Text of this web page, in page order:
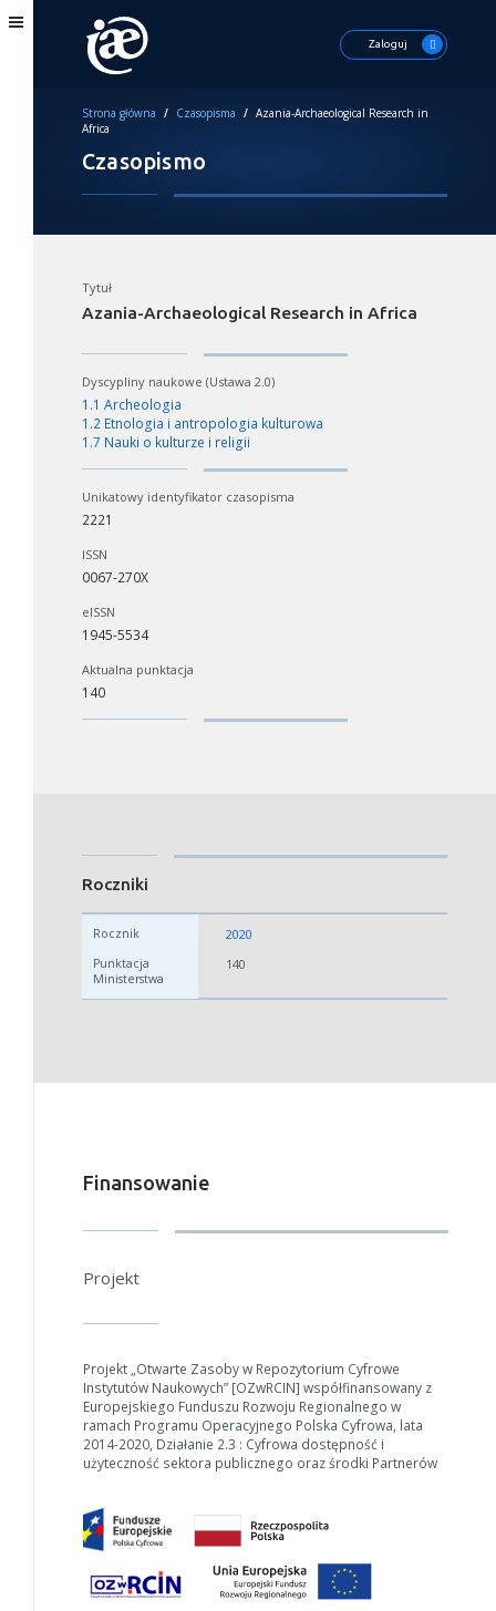
W zależności od ilości danych do przetworzenia generowanie pliku
może się wydłużyć.
Jeśli generowanie trwa zbyt długo można ograniczyć dane np.
zmniejszając zakres lat.
Anuluj
Zaloguj
Strona główna / Czasopisma / Azania-Archaeological Research in
Africa
Czasopismo
Tytuł
Azania-Archaeological Research in Africa
Dyscypliny naukowe (Ustawa 2.0)
1.1 Archeologia
1.2 Etnologia i antropologia kulturowa
1.7 Nauki o kulturze i religii
Unikatowy identyfikator czasopisma
2221
ISSN
0067-270X
eISSN
1945-5534
Aktualna punktacja
140
Roczniki
2020
140
Finansowanie
Projekt
Projekt „Otwarte Zasoby w Repozytorium Cyfrowe
Instytutów Naukowych” [OZwRCIN] współfinansowany z
Europejskiego Funduszu Rozwoju Regionalnego w
ramach Programu Operacyjnego Polska Cyfrowa, lata
2014-2020, Działanie 2.3 : Cyfrowa dostępność i
użyteczność sektora publicznego oraz środki Partnerów